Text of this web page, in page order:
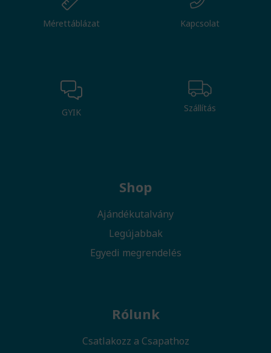
Mérettáblázat Kapcsolat
GYIK Szállítás
Shop
Ajándékutalvány
Legújabbak
Egyedi megrendelés
Rólunk
Csatlakozz a Csapathoz